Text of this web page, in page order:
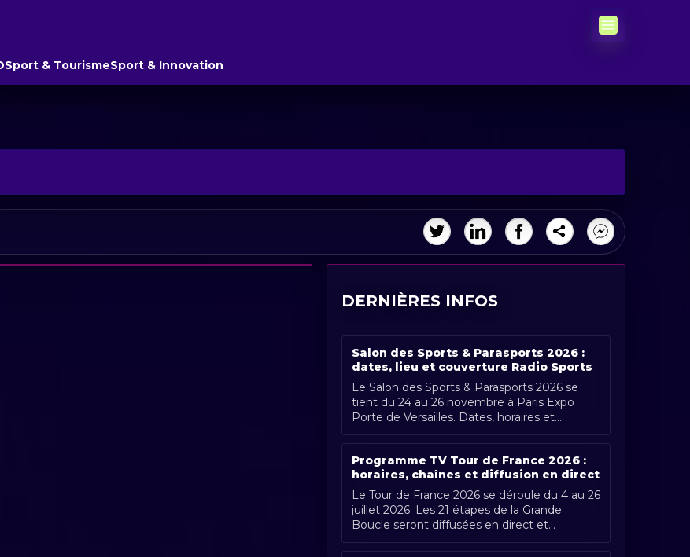
Sport & TourismeSport & Innovation
DERNIÈRES INFOS
Salon des Sports & Parasports 2026 :
dates, lieu et couverture Radio Sports
Le Salon des Sports & Parasports 2026 se
tient du 24 au 26 novembre à Paris Expo
Porte de Versailles. Dates, horaires et
couverture Radio Sports.
Programme TV Tour de France 2026 :
horaires, chaînes et diffusion en direct
Le Tour de France 2026 se déroule du 4 au 26
juillet 2026. Les 21 étapes de la Grande
Boucle seront diffusées en direct et
gratuitement en France par France [...]